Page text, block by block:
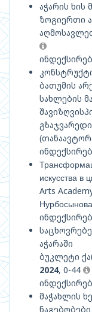
აჭარის ხის
ზოგიერთი
ბათუმის
სახლების
искусства в
Arts
აჭარაში
ბუკლეტი
2024, 0-44
მაჭახლის
ნაგებობები